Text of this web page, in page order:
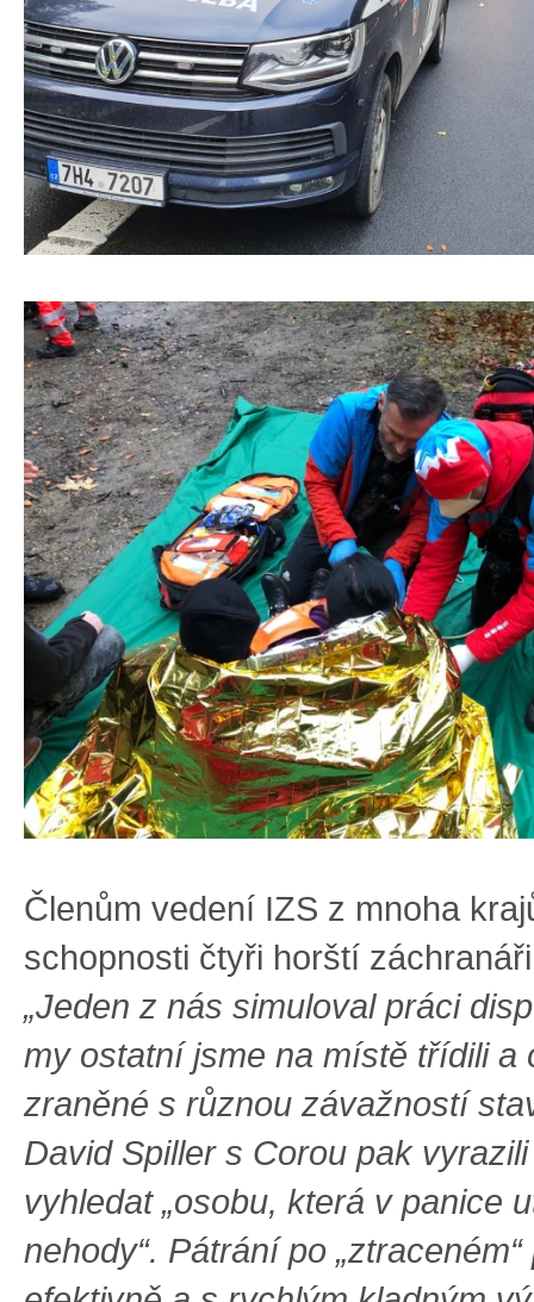
Členům vedení IZS z mnoha
schopnosti čtyři horští
„Jeden z nás simuloval práci
my ostatní jsme na místě třídili a
zraněné s různou závažností
David Spiller s Corou pak
vyhledat „osobu, která v panice
nehody“. Pátrání po